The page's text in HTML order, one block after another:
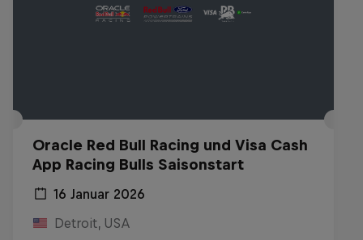
Oracle Red Bull Racing und Visa Cash
App Racing Bulls Saisonstart
16 Januar 2026
Detroit, USA